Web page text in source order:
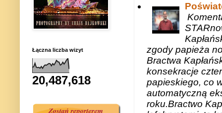
zgody papieża
Bractwa
konsekracje
papieskiego, co
automatyczną
roku.Bractwo
Łączna liczba wizyt
20,487,618